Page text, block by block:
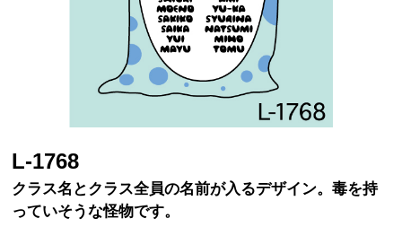
L-1768
クラス名とクラス全員の名前が入るデザイン。毒を持
っていそうな怪物です。